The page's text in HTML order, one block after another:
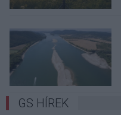
GS HÍREK